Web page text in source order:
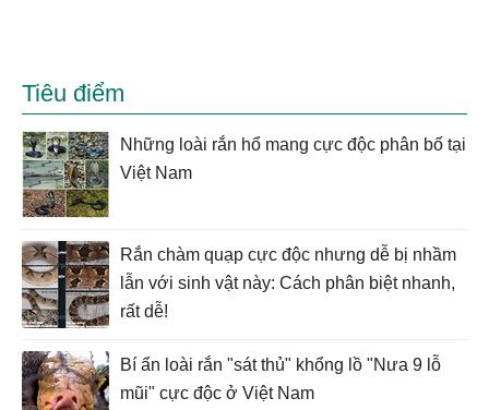
Tiêu điểm
Những loài rắn hổ mang cực độc phân bố tại
Việt Nam
Rắn chàm quạp cực độc nhưng dễ bị nhầm
lẫn với sinh vật này: Cách phân biệt nhanh,
rất dễ!
Bí ẩn loài rắn "sát thủ" khổng lồ "Nưa 9 lỗ
mũi" cực độc ở Việt Nam